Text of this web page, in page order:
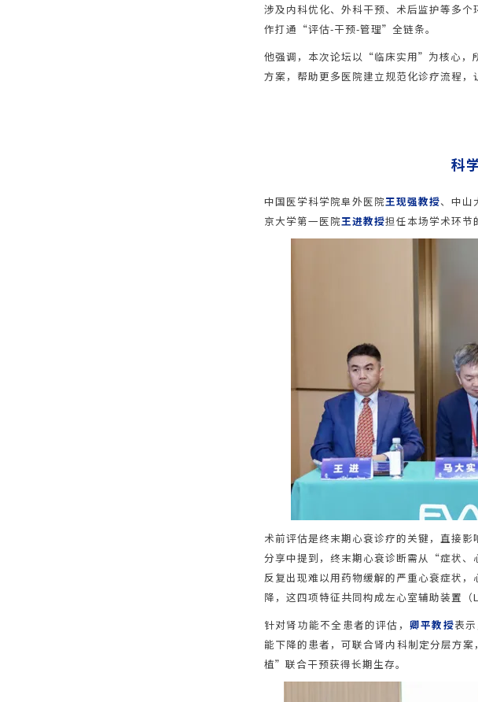
涉及内科优化、外科干预、术后监护等多
作打通“评估-干预-管理”全链条。
他强调，本次论坛以“临床实用”为核心，
方案，帮助更多医院建立规范化诊疗流程，
科
中国医学科学院阜外医院王现强教授、中山
京大学第一医院王进教授担任本场学术环节
术前评估是终末期心衰诊疗的关键，直接
分享中提到，终末期心衰诊断需从“症状
反复出现难以用药物缓解的严重心衰症状
降，这四项特征共同构成左心室辅助装置（
针对肾功能不全患者的评估， 卿平教授表
能下降的患者，可联合肾内科制定分层方
植”联合干预获得长期生存。